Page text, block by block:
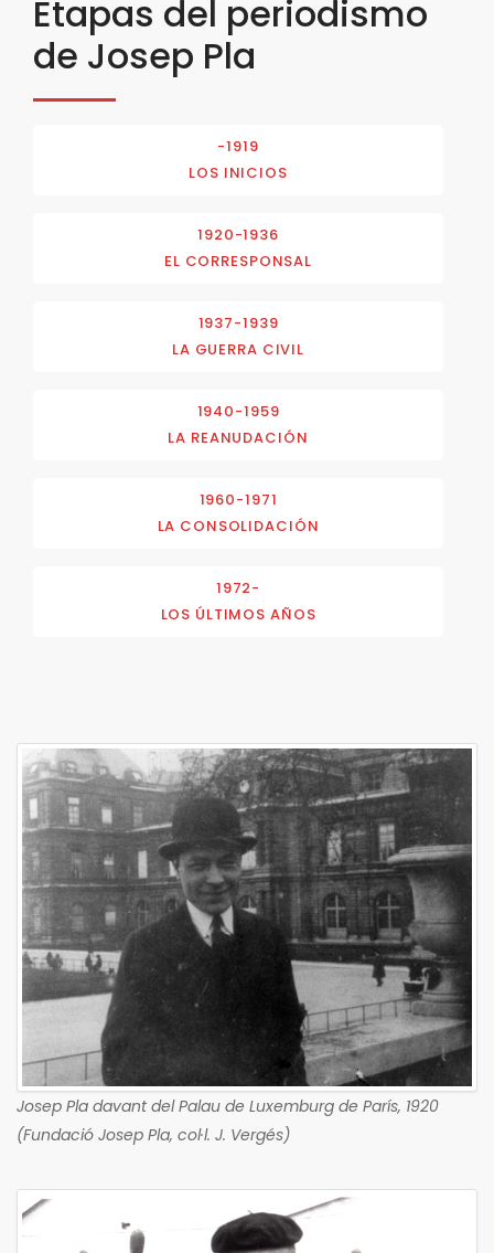
Etapas del periodismo
de Josep Pla
-1919
LOS INICIOS
1920-1936
EL CORRESPONSAL
1937-1939
LA GUERRA CIVIL
1940-1959
LA REANUDACIÓN
1960-1971
LA CONSOLIDACIÓN
1972-
LOS ÚLTIMOS AÑOS
Josep Pla davant del Palau de Luxemburg de París, 1920
(Fundació Josep Pla, col·l. J. Vergés)